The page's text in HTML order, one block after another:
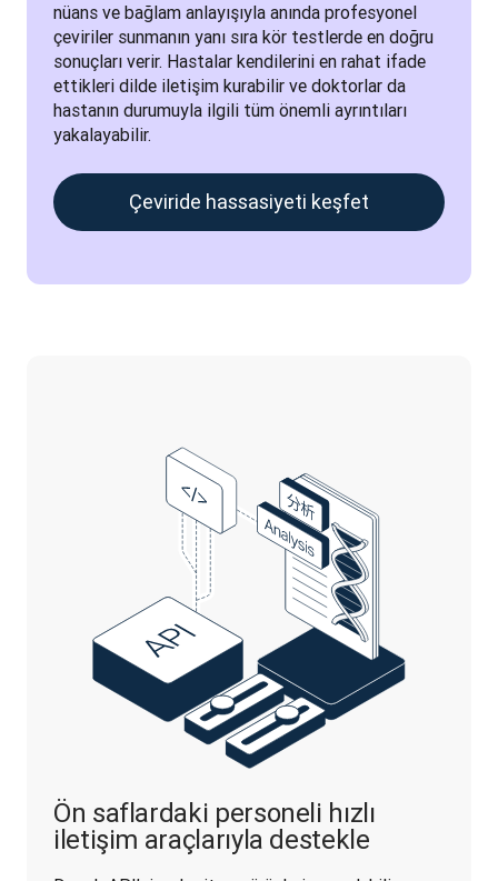
nüans ve bağlam anlayışıyla anında profesyonel
çeviriler sunmanın yanı sıra kör testlerde en doğru
sonuçları verir. Hastalar kendilerini en rahat ifade
ettikleri dilde iletişim kurabilir ve doktorlar da
hastanın durumuyla ilgili tüm önemli ayrıntıları
yakalayabilir.
Çeviride hassasiyeti keşfet
Ön saflardaki personeli hızlı
iletişim araçlarıyla destekle